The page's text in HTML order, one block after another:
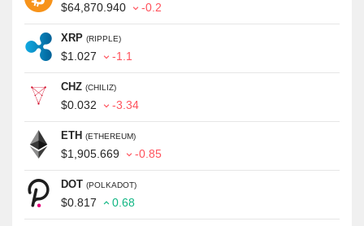
$64,870.940 -0.2
XRP (RIPPLE)
$1.027 -1.1
CHZ (CHILIZ)
$0.032 -3.34
ETH (ETHEREUM)
$1,905.669 -0.85
DOT (POLKADOT)
$0.817 0.68